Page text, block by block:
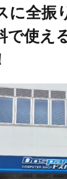
に全振
で使え